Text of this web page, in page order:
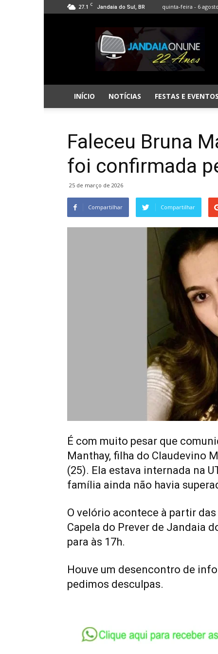
27.1 C Jandaia do Sul, BR quinta-feira - 6
Jandaia
Online
INÍCIO NOTÍCIAS FESTAS E EVENTOS
Faleceu Bruna
foi confirmada
25 de março de 2026
Compartilhar Compartilhar
É com muito pesar que
Manthay, filha do Claudevino
(25). Ela estava internada na
família ainda não havia
O velório acontece à partir
Capela do Prever de Jandaia
para às 17h.
Houve um desencontro de
pedimos desculpas.